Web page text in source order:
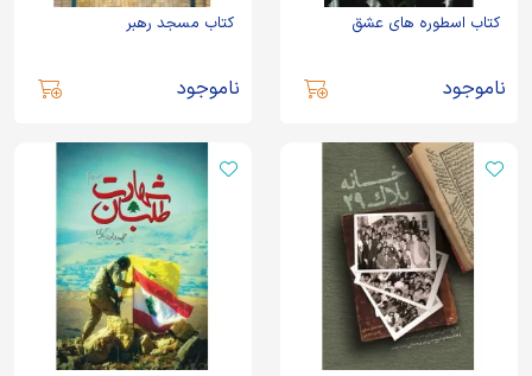
کتاب اسطوره های عشق
ناموجود
کتاب مسجد رهبر
ناموجود